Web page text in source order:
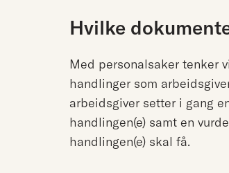
Hvilke
Med personalsaker tenker
handlinger som
arbeidsgiver setter i gang
handlingen(e) samt en
handlingen(e) skal få.